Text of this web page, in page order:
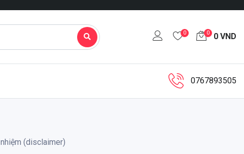
0 0 0 VND
0767893505
(disclaimer)